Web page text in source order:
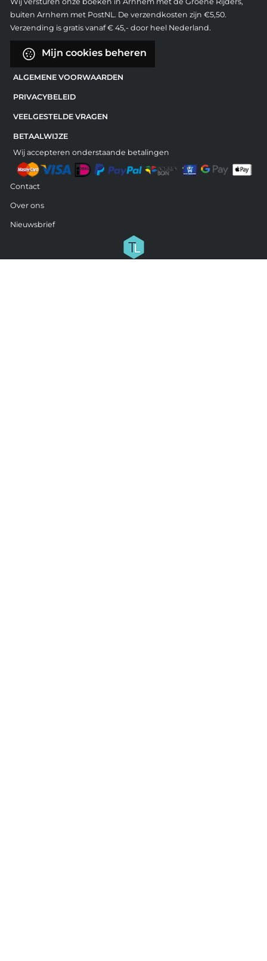
buiten Arnhem met PostNL. De verzendkosten zijn €5,50.
Verzending is gratis vanaf € 45,- door heel Nederland.
Mijn cookies beheren
ALGEMENE VOORWAARDEN
PRIVACYBELEID
VEELGESTELDE VRAGEN
BETAALWIJZE
Wij accepteren onderstaande betalingen
Contact
Over ons
Nieuwsbrief